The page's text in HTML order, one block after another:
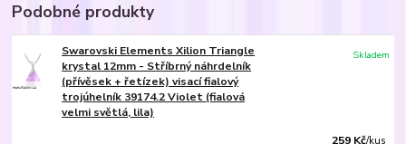
Podobné produkty
Swarovski Elements Xilion Triangle
krystal 12mm - Stříbrný náhrdelník
(přívěsek + řetízek) visací fialový
trojúhelník 39174.2 Violet (fialová
velmi světlá, lila)
259 Kč/kus
Skladem